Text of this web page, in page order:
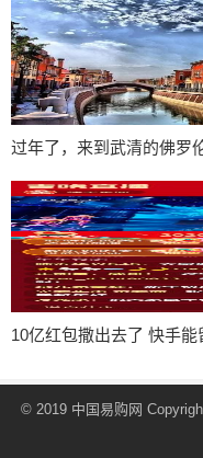
过年了，来到武清的佛罗
10亿红包撒出去了 快手能
© 2019 中国易购网